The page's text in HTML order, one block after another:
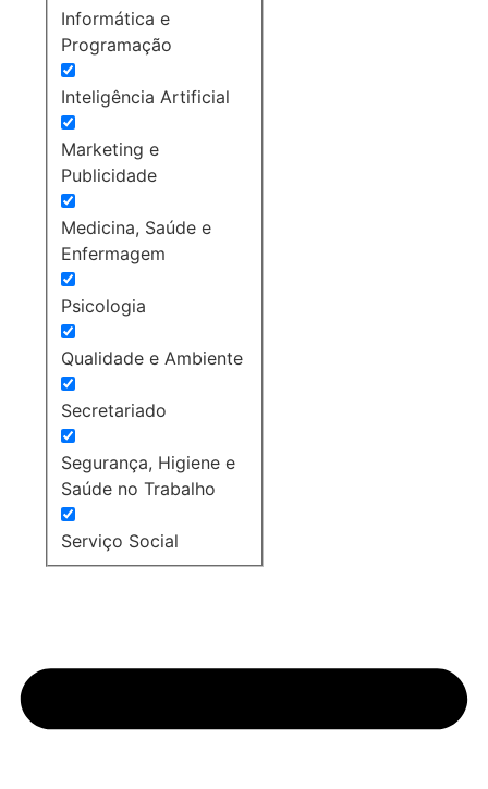
Informática e
Programação
Inteligência Artificial
Marketing e
Publicidade
Medicina, Saúde e
Enfermagem
Psicologia
Qualidade e Ambiente
Secretariado
Segurança, Higiene e
Saúde no Trabalho
Serviço Social